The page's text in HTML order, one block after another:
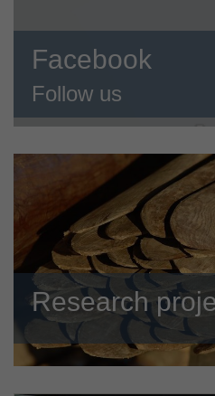
Facebook
Follow us
Research